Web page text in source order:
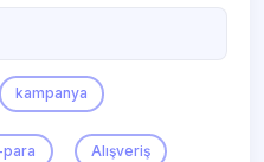
kampanya
Alışveriş